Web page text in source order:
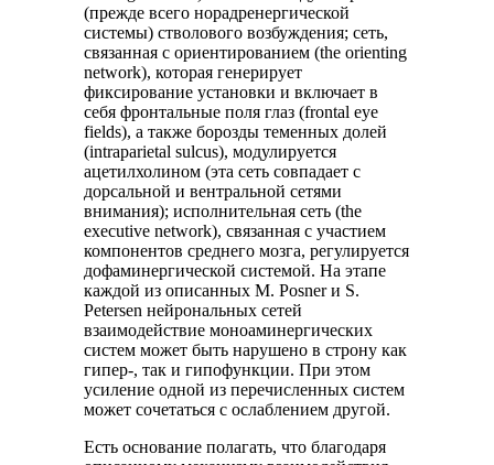
(прежде всего норадренергической
системы) стволового возбуждения; сеть,
связанная с ориентированием (the orienting
network), которая генерирует
фиксирование установки и включает в
себя фронтальные поля глаз (frontal eye
fields), а также борозды теменных долей
(intraparietal sulcus), модулируется
ацетилхолином (эта сеть совпадает с
дорсальной и вентральной сетями
внимания); исполнительная сеть (the
executive network), связанная с участием
компонентов среднего мозга, регулируется
дофаминергической системой. На этапе
каждой из описанных M. Posner и S.
Petersen нейрональных сетей
взаимодействие моноаминергических
систем может быть нарушено в строну как
гипер-, так и гипофункции. При этом
усиление одной из перечисленных систем
может сочетаться с ослаблением другой.
Есть основание полагать, что благодаря